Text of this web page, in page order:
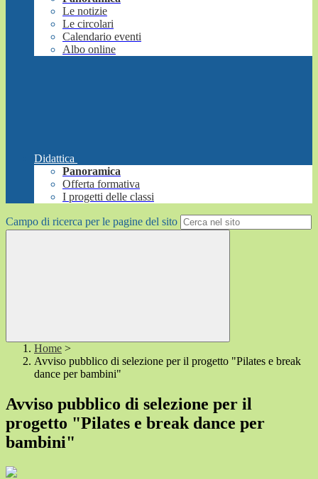
Le notizie
Le circolari
Calendario eventi
Albo online
Didattica
Panoramica
Offerta formativa
I progetti delle classi
Campo di ricerca per le pagine del sito
Home >
Avviso pubblico di selezione per il progetto "Pilates e break
dance per bambini"
Avviso pubblico di selezione per il
progetto "Pilates e break dance per
bambini"